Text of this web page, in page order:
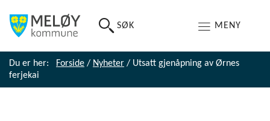
SØK MENY
Du er her: Forside / Nyheter / Utsatt gjenåpning av Ørnes
ferjekai